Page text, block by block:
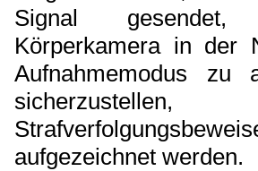
Signal
Körperkamera in der
Aufnahmemodus zu
aufgezeichnet werden.